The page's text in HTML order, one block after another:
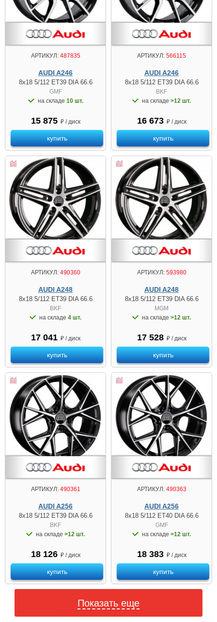
АРТИКУЛ:487835
AUDI A246
8x18 5/112 ET39 DIA 66.6
GMF
на складе 10 шт.
15 875 ₽ / диск
купить
АРТИКУЛ: 566115
AUDI A246
8x18 5/112 ET39 DIA 66.6
BKF
на складе >12 шт.
16 673 ₽ / диск
купить
АРТИКУЛ:490360
AUDI A248
8x18 5/112 ET39 DIA 66.6
BKF
на складе 4 шт.
17 041 ₽ / диск
купить
АРТИКУЛ:593980
AUDI A248
8x18 5/112 ET39 DIA 66.6
MGM
на складе >12 шт.
17 528 ₽ / диск
купить
АРТИКУЛ:490361
AUDI A256
8x18 5/112 ET39 DIA 66.6
BKF
на складе >12 шт.
18 126 ₽ / диск
купить
АРТИКУЛ:490363
AUDI A256
8x18 5/112 ET40 DIA 66.6
GMF
на складе >12 шт.
18 383 ₽ / диск
купить
Показать еще